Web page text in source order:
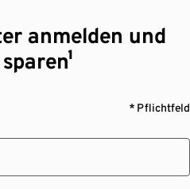
anmelden und
* Pflichtfeld